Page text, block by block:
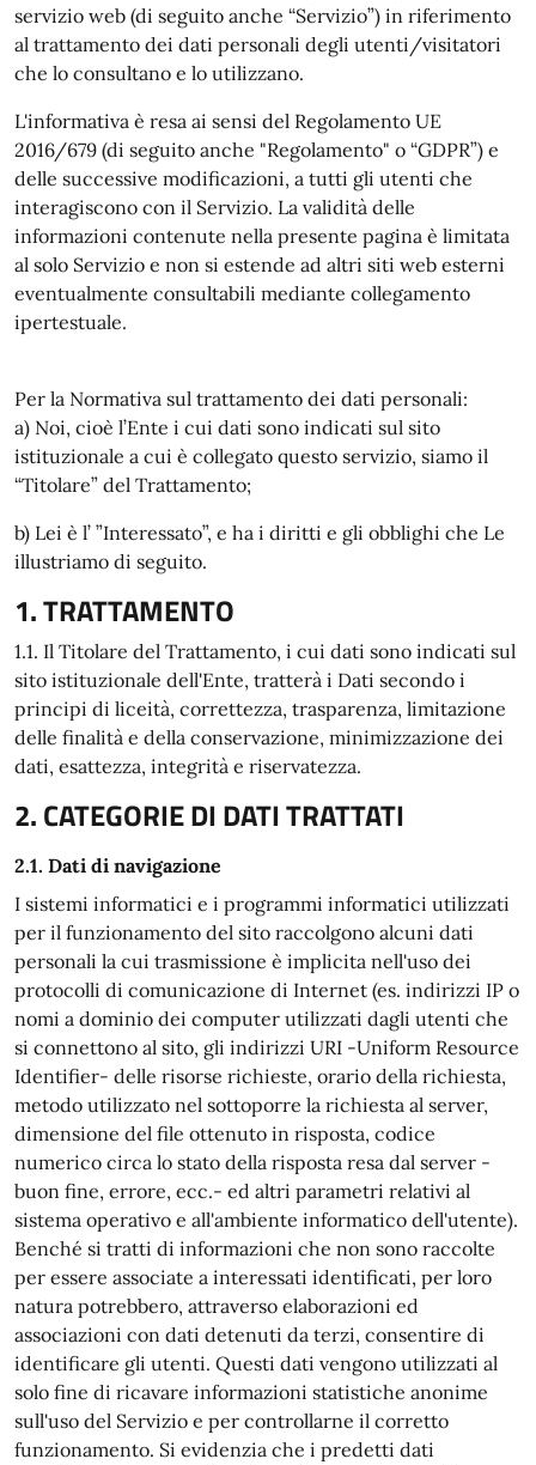
servizio web (di seguito anche “Servizio”) in riferimento
al trattamento dei dati personali degli utenti/visitatori
che lo consultano e lo utilizzano.
L'informativa è resa ai sensi del Regolamento UE
2016/679 (di seguito anche "Regolamento" o “GDPR”) e
delle successive modificazioni, a tutti gli utenti che
interagiscono con il Servizio. La validità delle
informazioni contenute nella presente pagina è limitata
al solo Servizio e non si estende ad altri siti web esterni
eventualmente consultabili mediante collegamento
ipertestuale.
Per la Normativa sul trattamento dei dati personali:
a) Noi, cioè l’Ente i cui dati sono indicati sul sito
istituzionale a cui è collegato questo servizio, siamo il
“Titolare” del Trattamento;
b) Lei è l’ ”Interessato”, e ha i diritti e gli obblighi che Le
illustriamo di seguito.
1. TRATTAMENTO
1.1. Il Titolare del Trattamento, i cui dati sono indicati sul
sito istituzionale dell'Ente, tratterà i Dati secondo i
principi di liceità, correttezza, trasparenza, limitazione
delle finalità e della conservazione, minimizzazione dei
dati, esattezza, integrità e riservatezza.
2. CATEGORIE DI DATI TRATTATI
2.1. Dati di navigazione
I sistemi informatici e i programmi informatici utilizzati
per il funzionamento del sito raccolgono alcuni dati
personali la cui trasmissione è implicita nell'uso dei
protocolli di comunicazione di Internet (es. indirizzi IP o
nomi a dominio dei computer utilizzati dagli utenti che
si connettono al sito, gli indirizzi URI -Uniform Resource
Identifier- delle risorse richieste, orario della richiesta,
metodo utilizzato nel sottoporre la richiesta al server,
dimensione del file ottenuto in risposta, codice
numerico circa lo stato della risposta resa dal server -
buon fine, errore, ecc.- ed altri parametri relativi al
sistema operativo e all'ambiente informatico dell'utente).
Benché si tratti di informazioni che non sono raccolte
per essere associate a interessati identificati, per loro
natura potrebbero, attraverso elaborazioni ed
associazioni con dati detenuti da terzi, consentire di
identificare gli utenti. Questi dati vengono utilizzati al
solo fine di ricavare informazioni statistiche anonime
sull'uso del Servizio e per controllarne il corretto
funzionamento. Si evidenzia che i predetti dati